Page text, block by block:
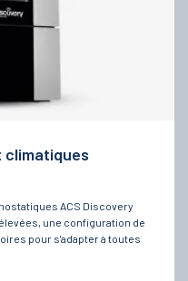
climatiques
ACS Discovery
une configuration de
pour s'adapter à toutes